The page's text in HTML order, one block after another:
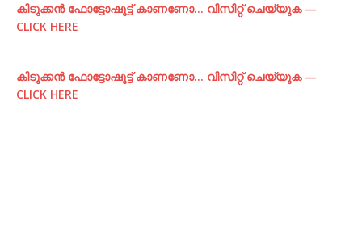
കിടുക്കന്‍ ഫോട്ടോഷൂട്ട്‌ കാണണോ… വിസിറ്റ് ചെയ്യുക —
CLICK HERE
കിടുക്കന്‍ ഫോട്ടോഷൂട്ട്‌ കാണണോ… വിസിറ്റ് ചെയ്യുക —
CLICK HERE